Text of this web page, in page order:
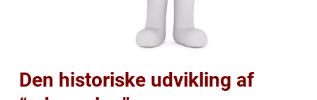
Den historiske udvikling af